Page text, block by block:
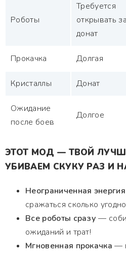
Роботы
Требуется
открывать за
донат
Прокачка Долгая
Кристаллы Донат
Ожидание
после боев
Долгое
ЭТОТ МОД — ТВОЙ
УБИВАЕМ СКУКУ РАЗ И
Неограниченная энергия
сражаться сколько
Все роботы сразу —
ожиданий и трат!
Мгновенная прокачка —